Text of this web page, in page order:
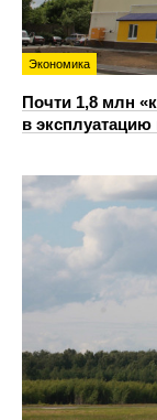
Экономика
Почти 1,8 млн
в эксплуатацию